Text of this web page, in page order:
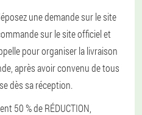
une demande sur le site
sur le site officiel et
pour organiser la livraison
après avoir convenu de tous
dès sa réception.
50 % de RÉDUCTION,